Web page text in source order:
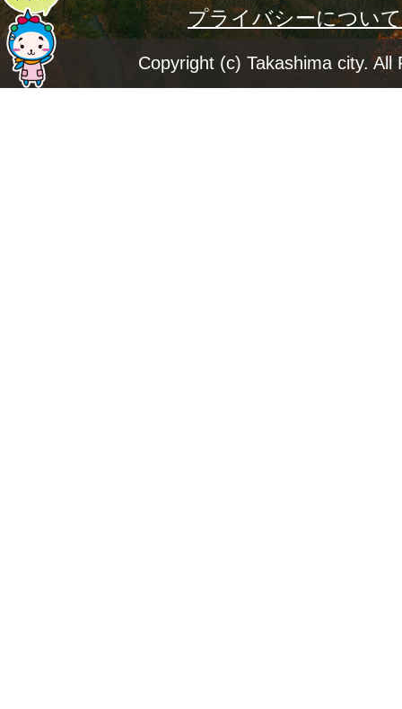
ー
ジ
プライバシーについて
Copyright (c) Takashima city. All